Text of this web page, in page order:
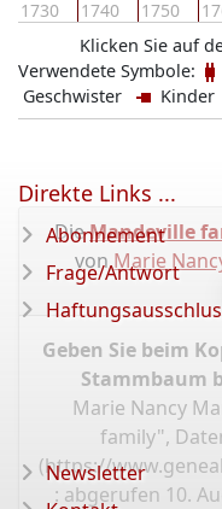
1730 1740 1750
Klicken Sie auf
Verwendete Symbole:
Geschwister
Kinder
DieMandeville
vonMarie
Geben Sie beim
Stammbaum
Marie Nancy
family",
(https://
: abgerufen 10.
Direkte Links ...
Abonnement
Frage/Antwort
Newsletter